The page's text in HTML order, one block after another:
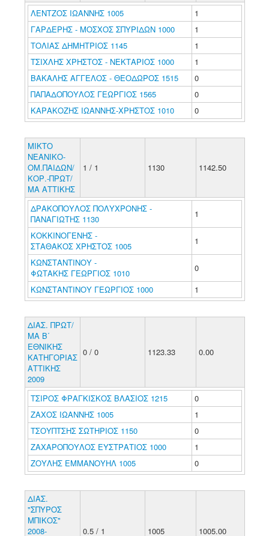
ΛΕΝΤΖΟΣ ΙΩΑΝΝΗΣ 1005
1
ΓΑΡΔΕΡΗΣ - ΜΟΣΧΟΣ ΣΠΥΡΙΔΩΝ 1000
1
ΤΟΛΙΑΣ ΔΗΜΗΤΡΙΟΣ 1145
1
ΤΣΙΧΛΗΣ ΧΡΗΣΤΟΣ - ΝΕΚΤΑΡΙΟΣ 1000
1
ΒΑΚΑΛΗΣ ΑΓΓΕΛΟΣ - ΘΕΟΔΩΡΟΣ 1515
0
ΠΑΠΑΔΟΠΟΥΛΟΣ ΓΕΩΡΓΙΟΣ 1565
0
ΚΑΡΑΚΟΖΗΣ ΙΩΑΝΝΗΣ-ΧΡΗΣΤΟΣ 1010
0
ΜΙΚΤΟ
ΝΕΑΝΙΚΟ-
ΟΜ.ΠΑΙΔΩΝ/
ΚΟΡ.-ΠΡΩΤ/
ΜΑ ΑΤΤΙΚΗΣ
1 / 1 1130 1142.50
ΔΡΑΚΟΠΟΥΛΟΣ ΠΟΛΥΧΡΟΝΗΣ -
ΠΑΝΑΓΙΩΤΗΣ 1130
1
ΚΟΚΚΙΝΟΓΕΝΗΣ -
ΣΤΑΘΑΚΟΣ ΧΡΗΣΤΟΣ 1005
1
ΚΩΝΣΤΑΝΤΙΝΟΥ -
ΦΩΤΑΚΗΣ ΓΕΩΡΓΙΟΣ 1010
0
ΚΩΝΣΤΑΝΤΙΝΟΥ ΓΕΩΡΓΙΟΣ 1000
1
ΔΙΑΣ. ΠΡΩΤ/
ΜΑ Β΄
ΕΘΝΙΚΗΣ
ΚΑΤΗΓΟΡΙΑΣ
ΑΤΤΙΚΗΣ
2009
0 / 0 1123.33 0.00
ΤΣΙΡΟΣ ΦΡΑΓΚΙΣΚΟΣ ΒΛΑΣΙΟΣ 1215
0
ΖΑΧΟΣ ΙΩΑΝΝΗΣ 1005
1
ΤΣΟΥΠΤΣΗΣ ΣΩΤΗΡΙΟΣ 1150
0
ΖΑΧΑΡΟΠΟΥΛΟΣ ΕΥΣΤΡΑΤΙΟΣ 1000
1
ΖΟΥΛΗΣ ΕΜΜΑΝΟΥΗΛ 1005
0
ΔΙΑΣ.
"ΣΠΥΡΟΣ
ΜΠΙΚΟΣ"
2008-
0.5 / 1 1005 1005.00